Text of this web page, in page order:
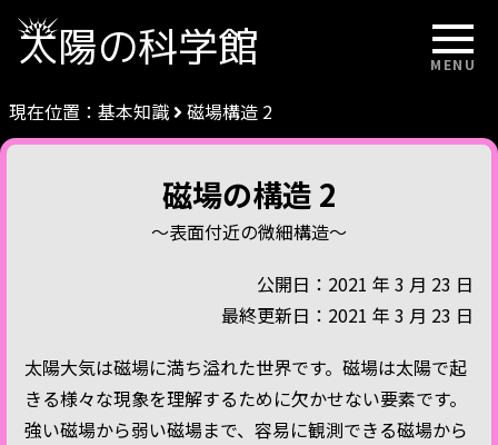
太陽の科学館 MENU
現在位置： 基本知識 磁場構造 2
磁場の構造 2
～表面付近の微細構造～
公開日：2021 年 3 月 23 日
最終更新日：2021 年 3 月 23 日
太陽大気は磁場に満ち溢れた世界です。磁場は太陽で起
きる様々な現象を理解するために欠かせない要素です。
強い磁場から弱い磁場まで、容易に観測できる磁場から